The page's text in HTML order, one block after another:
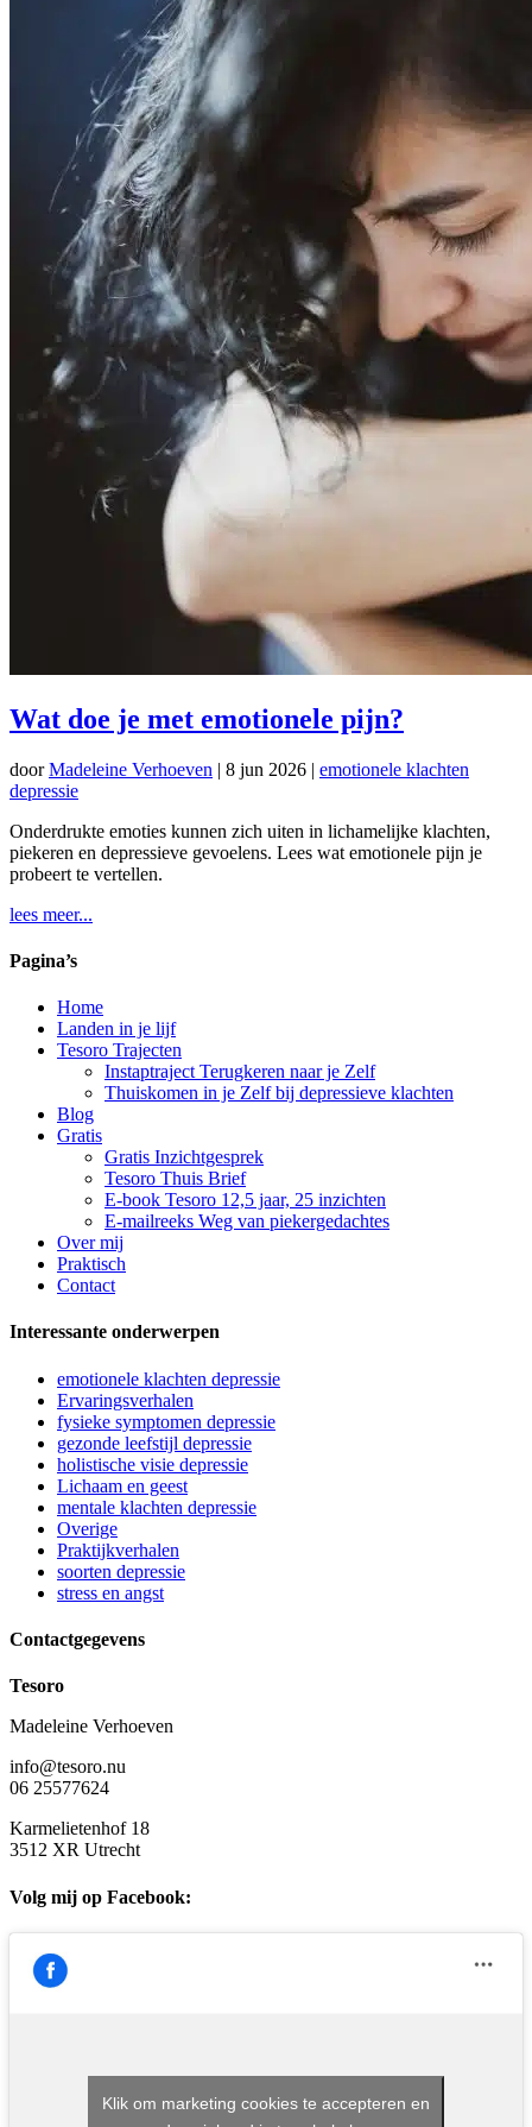
Wat doe je met emotionele pijn?
doorMadeleine Verhoeven | 8 jun 2026 | emotionele klachten
depressie
Onderdrukte emoties kunnen zich uiten in lichamelijke klachten,
piekeren en depressieve gevoelens. Lees wat emotionele pijn je
probeert te vertellen.
lees meer...
Pagina’s
Home
Landen in je lijf
Tesoro Trajecten
Instaptraject Terugkeren naar je Zelf
Thuiskomen in je Zelf bij depressieve klachten
Blog
Gratis
Gratis Inzichtgesprek
Tesoro Thuis Brief
E-book Tesoro 12,5 jaar, 25 inzichten
E-mailreeks Weg van piekergedachtes
Over mij
Praktisch
Contact
Interessante onderwerpen
emotionele klachten depressie
Ervaringsverhalen
fysieke symptomen depressie
gezonde leefstijl depressie
holistische visie depressie
Lichaam en geest
mentale klachten depressie
Overige
Praktijkverhalen
soorten depressie
stress en angst
Contactgegevens
Tesoro
Madeleine Verhoeven
info@tesoro.nu
06 25577624
Karmelietenhof 18
3512 XR Utrecht
Volg mij op Facebook:
Klik om marketing cookies te accepteren en